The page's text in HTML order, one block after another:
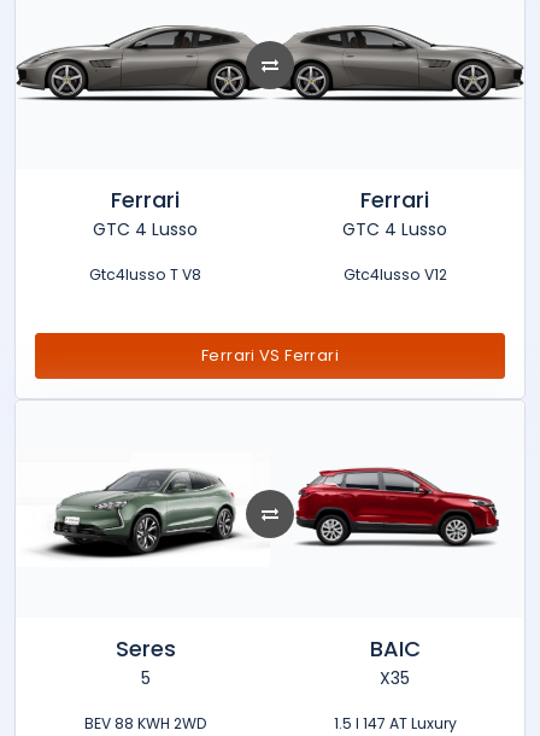
Ferrari
GTC 4 Lusso
Gtc4lusso T V8
Ferrari
GTC 4 Lusso
Gtc4lusso V12
Ferrari VS Ferrari
Seres
5
BEV 88 KWH 2WD
BAIC
X35
1.5 l 147 AT Luxury